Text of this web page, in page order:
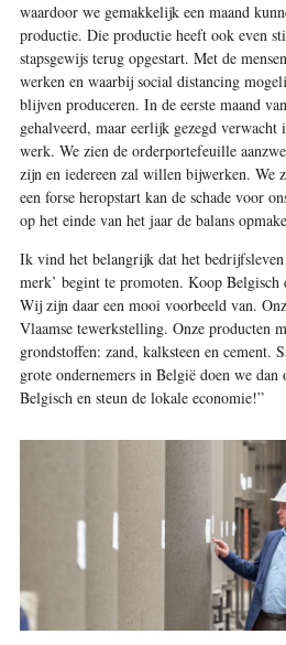
waardoor we gemakkelijk een maand
productie. Die productie heeft ook even
stapsgewijs terug opgestart. Met de
werken en waarbij social distancing
blijven produceren. In de eerste maand
gehalveerd, maar eerlijk gezegd verwacht
werk. We zien de orderportefeuille
zijn en iedereen zal willen bijwerken. We
een forse heropstart kan de schade voor
op het einde van het jaar de balans
Ik vind het belangrijk dat het
merk’ begint te promoten. Koop Belgisch
Wij zijn daar een mooi voorbeeld van.
Vlaamse tewerkstelling. Onze producten
grondstoffen: zand, kalksteen en cement.
grote ondernemers in België doen we dan
Belgisch en steun de lokale economie!”